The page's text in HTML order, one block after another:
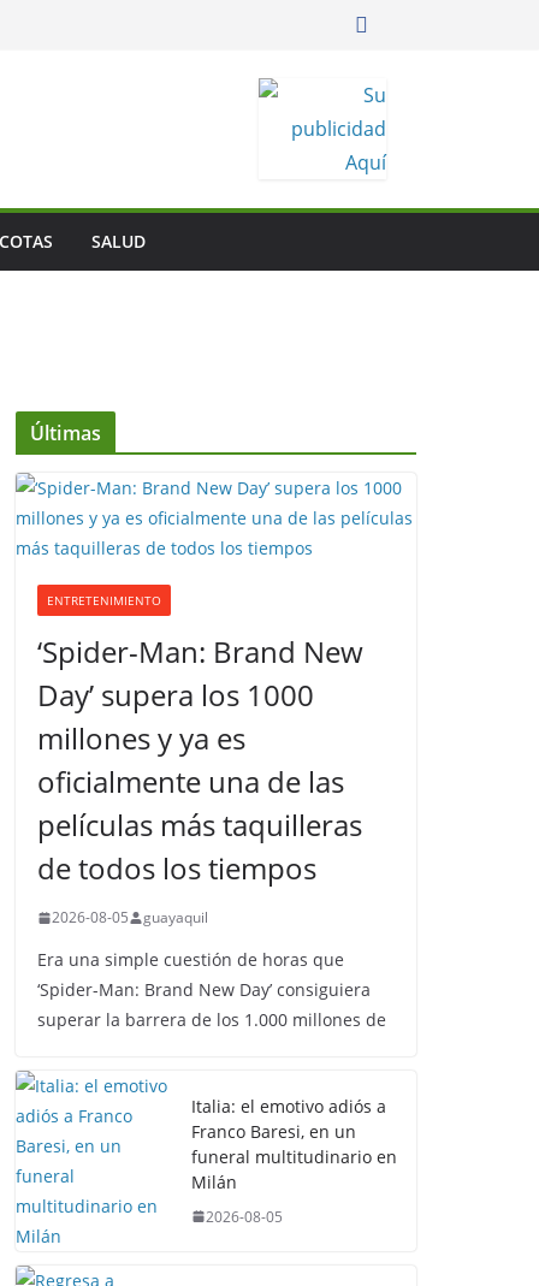
SALUD
Últimas
ENTRETENIMIENTO
‘Spider-Man: Brand New
Day’ supera los 1000
millones y ya es
oficialmente una de las
películas más taquilleras
de todos los tiempos
2026-08-05 guayaquil
Era una simple cuestión de horas que
‘Spider-Man: Brand New Day’ consiguiera
superar la barrera de los 1.000 millones de
Italia: el emotivo adiós a
Franco Baresi, en un
funeral multitudinario en
Milán
2026-08-05